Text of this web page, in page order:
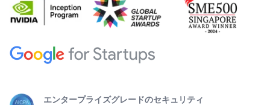
エンタープライズグレードのセキュリティ